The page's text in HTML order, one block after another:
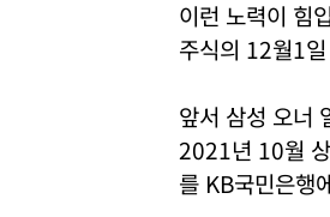
이런 노력이 힘
주식의 12월1
앞서 삼성 오너
2021년 10월
를 KB국민은행